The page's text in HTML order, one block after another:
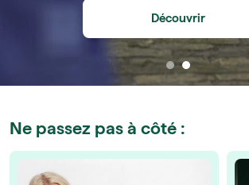
Découvrir
Ne passez pas à côté :